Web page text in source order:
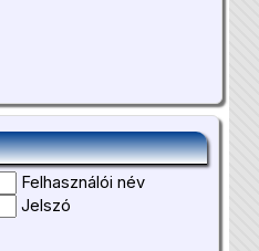
Felhasználói név
Jelszó